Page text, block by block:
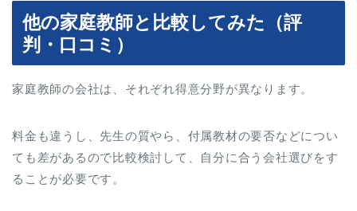
他の家庭教師と比較してみた（評
判・口コミ）
家庭教師の会社は、それぞれ得意分野が異なります。
料金も違うし、先生の質やら、付属教材の要否などについ
ても差があるので比較検討して、自分に合う会社選びをす
ることが必要です。